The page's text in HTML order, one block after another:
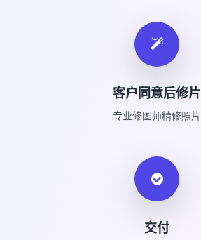
客户同意后修片
专业修图师精修照片
交付